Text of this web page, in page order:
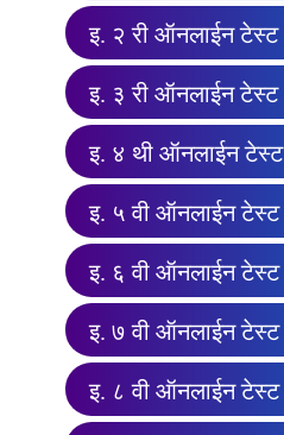
इ. २ री ऑनलाईन टेस्ट
इ. ३ री ऑनलाईन टेस्ट
इ. ४ थी ऑनलाईन टेस्ट
इ. ५ वी ऑनलाईन टेस्ट
इ. ६ वी ऑनलाईन टेस्ट
इ. ७ वी ऑनलाईन टेस्ट
इ. ८ वी ऑनलाईन टेस्ट